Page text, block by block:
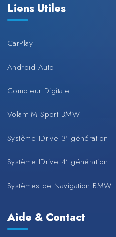
Liens Utiles
CarPlay
Android Auto
Compteur Digitale
Volant M Sport BMW
Système IDrive 3’ génération
Système IDrive 4’ génération
Systèmes de Navigation BMW
Aide & Contact